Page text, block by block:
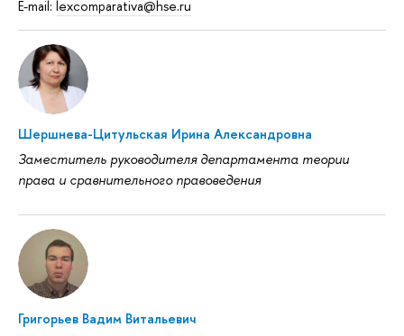
E-mail: lexcomparativa@hse.ru
Шершнева-Цитульская Ирина Александровна
Заместитель руководителя департамента теории
права и сравнительного правоведения
Григорьев Вадим Витальевич